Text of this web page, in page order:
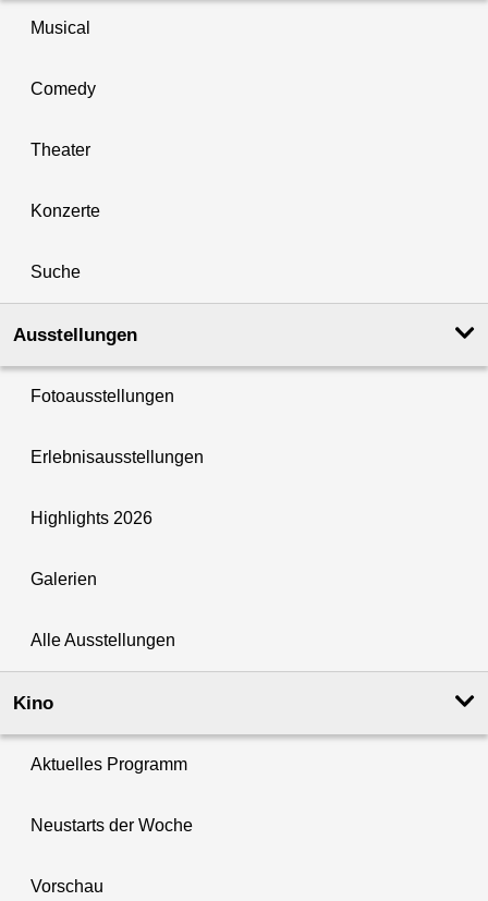
Musical
Comedy
Theater
Konzerte
Suche
Ausstellungen
Fotoausstellungen
Erlebnisausstellungen
Highlights 2026
Galerien
Alle Ausstellungen
Kino
Aktuelles Programm
Neustarts der Woche
Vorschau